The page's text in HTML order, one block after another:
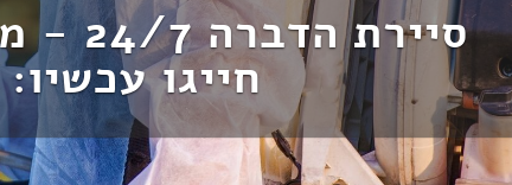
סיירת הדברה 24/7 - מחיר מעולה, זמינות מידית!
חייגו עכשיו: